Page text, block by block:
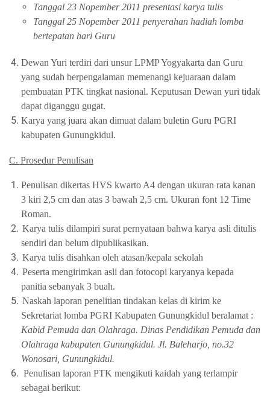
Tanggal 23 Nopember 2011 presentasi karya tulis
Tanggal 25 Nopember 2011 penyerahan hadiah lomba
bertepatan hari Guru
Dewan Yuri terdiri dari unsur LPMP Yogyakarta dan Guru
yang sudah berpengalaman memenangi kejuaraan dalam
pembuatan PTK tingkat nasional. Keputusan Dewan yuri tidak
dapat diganggu gugat.
Karya yang juara akan dimuat dalam buletin Guru PGRI
kabupaten Gunungkidul.
C. Prosedur Penulisan
Penulisan dikertas HVS kwarto A4 dengan ukuran rata kanan
3 kiri 2,5 cm dan atas 3 bawah 2,5 cm. Ukuran font 12 Time
Roman.
Karya tulis dilampiri surat pernyataan bahwa karya asli ditulis
sendiri dan belum dipublikasikan.
Karya tulis disahkan oleh atasan/kepala sekolah
Peserta mengirimkan asli dan fotocopi karyanya kepada
panitia sebanyak 3 buah.
Naskah laporan penelitian tindakan kelas di kirim ke
Sekretariat lomba PGRI Kabupaten Gunungkidul beralamat :
Kabid Pemuda dan Olahraga. Dinas Pendidikan Pemuda dan
Olahraga kabupaten Gunungkidul. Jl. Baleharjo, no.32
Wonosari, Gunungkidul.
Penulisan laporan PTK mengikuti kaidah yang terlampir
sebagai berikut: